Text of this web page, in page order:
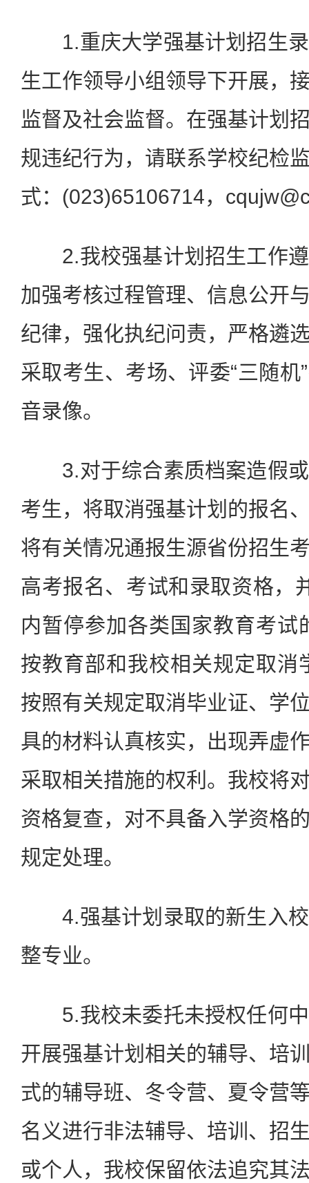
1.重庆大学强基计划招生录
生工作领导小组领导下开展，
监督及社会监督。在强基计划
规违纪行为，请联系学校纪检
式：(023)65106714，
2.我校强基计划招生工作遵
加强考核过程管理、信息公开
纪律，强化执纪问责，严格遴
采取考生、考场、评委“三随机
音录像。
3.对于综合素质档案造假或
考生，将取消强基计划的报名
将有关情况通报生源省份招生
高考报名、考试和录取资格，
内暂停参加各类国家教育考试
按教育部和我校相关规定取消
按照有关规定取消毕业证、学
具的材料认真核实，出现弄虚
采取相关措施的权利。我校将
资格复查，对不具备入学资格
规定处理。
4.强基计划录取的新生入校
整专业。
5.我校未委托未授权任何中
开展强基计划相关的辅导、培
式的辅导班、冬令营、夏令营
名义进行非法辅导、培训、招
或个人，我校保留依法追究其